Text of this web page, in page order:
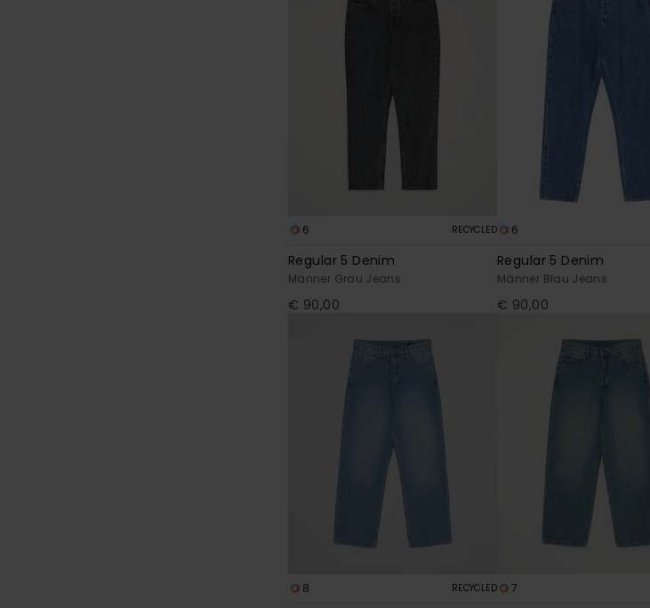
6 RECYCLED
Regular 5 Denim
Männer Grau Jeans
€ 90,00
6
Regular 5 Denim
Männer Blau Jeans
€ 90,00
8 RECYCLED 7